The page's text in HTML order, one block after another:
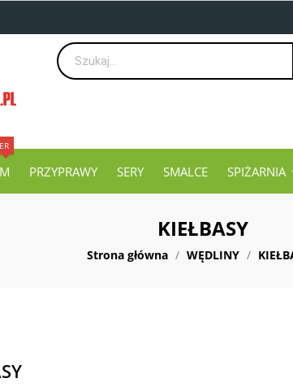
PRZYPRAWY SERY SMALCE SPIŻARNIA
KIEŁBASY
Strona główna WĘDLINY